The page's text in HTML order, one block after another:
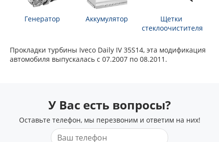
Генератор Аккумулятор
Щетки
стеклоочистителя
Прокладки турбины Iveco Daily IV 35S14, эта модификация
автомобиля выпускалась с 07.2007 по 08.2011.
У Вас есть вопросы?
Оставьте телефон, мы перезвоним и ответим на них!